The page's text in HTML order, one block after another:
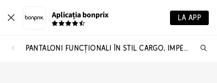
Aplicația bonprix LA APP
PANTALONI FUNCȚIONALI ÎN STIL CARGO, IMPERMEABILI, CU CĂPTUȘEALĂ CĂLDUROASĂ, RELAXED FIT